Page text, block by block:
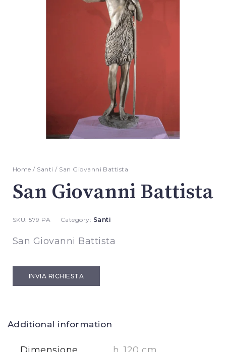
Home / Santi / San Giovanni Battista
San Giovanni Battista
SKU:579 PA Category: Santi
San Giovanni Battista
INVIA RICHIESTA
Additional information